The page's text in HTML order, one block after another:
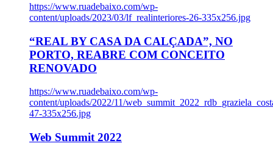
https://www.ruadebaixo.com/wp-
content/uploads/2023/03/lf_realinteriores-26-335x256.jpg
“REAL BY CASA DA CALÇADA”, NO
PORTO, REABRE COM CONCEITO
RENOVADO
https://www.ruadebaixo.com/wp-
content/uploads/2022/11/
47-335x256.jpg
Web Summit 2022